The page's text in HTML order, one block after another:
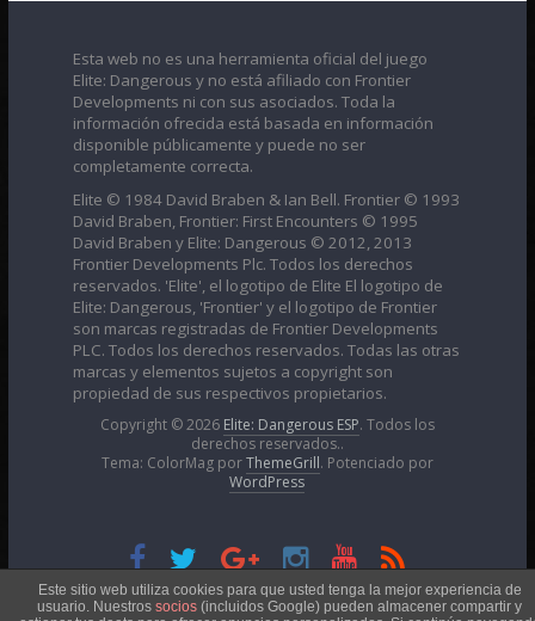
Esta web no es una herramienta oficial del juego
Elite: Dangerous y no está afiliado con Frontier
Developments ni con sus asociados. Toda la
información ofrecida está basada en información
disponible públicamente y puede no ser
completamente correcta.
Elite © 1984 David Braben & Ian Bell. Frontier © 1993
David Braben, Frontier: First Encounters © 1995
David Braben y Elite: Dangerous © 2012, 2013
Frontier Developments Plc. Todos los derechos
reservados. 'Elite', el logotipo de Elite El logotipo de
Elite: Dangerous, 'Frontier' y el logotipo de Frontier
son marcas registradas de Frontier Developments
PLC. Todos los derechos reservados. Todas las otras
marcas y elementos sujetos a copyright son
propiedad de sus respectivos propietarios.
Copyright © 2026 Elite: Dangerous ESP. Todos los
derechos reservados..
Tema: ColorMag porThemeGrill. Potenciado por
WordPress
Esta obra está bajo unaLicencia Creative Commons
Este sitio web utiliza cookies para que usted tenga la mejor experiencia de
usuario. Nuestros socios (incluidos Google) pueden almacener compartir y